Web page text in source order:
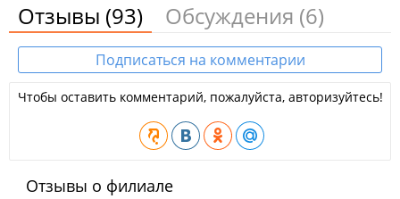
Отзывы (93) Обсуждения (6)
Подписаться на комментарии
Чтобы оставить комментарий, пожалуйста, авторизуйтесь!
Отзывы о филиале